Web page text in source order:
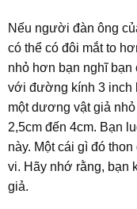
Nếu người đàn ông
có thể có đôi mắt to
nhỏ hơn bạn nghĩ
với đường kính 3 inch
một dương vật giả
2,5cm đến 4cm. Bạn
này. Một cái gì đó
vi. Hãy nhớ rằng, bạn
giả.